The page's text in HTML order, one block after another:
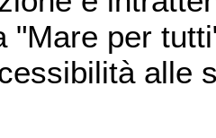
"Mare per
alle